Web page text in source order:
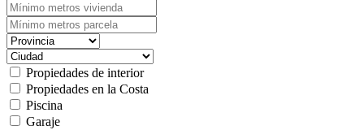
Propiedades de interior
Propiedades en la Costa
Piscina
Garaje